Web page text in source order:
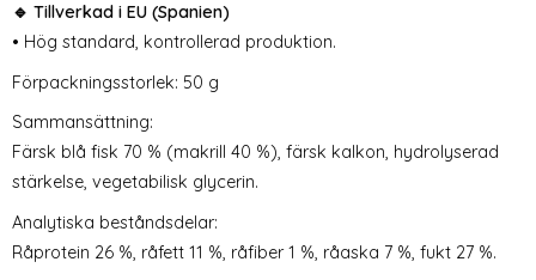
🔹 Tillverkad i EU (Spanien)
• Hög standard, kontrollerad produktion.
Förpackningsstorlek: 50 g
Sammansättning:
Färsk blå fisk 70 % (makrill 40 %), färsk kalkon, hydrolyserad
stärkelse, vegetabilisk glycerin.
Analytiska beståndsdelar:
Råprotein 26 %, råfett 11 %, råfiber 1 %, råaska 7 %, fukt 27 %.